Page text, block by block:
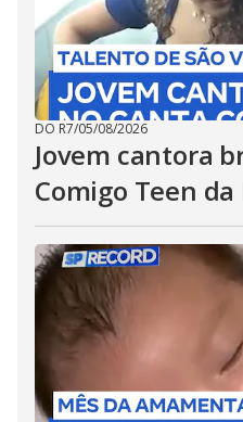
DO R7/05/08/2026
Jovem cantora
Comigo Teen da